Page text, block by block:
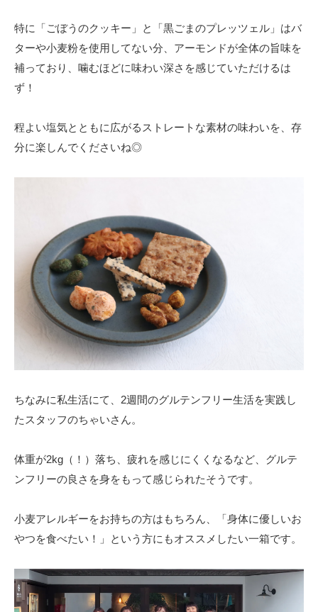
特に「ごぼうのクッキー」と「黒ごまのプレッツェル」はバ
ターや小麦粉を使用してない分、アーモンドが全体の旨味を
補っており、噛むほどに味わい深さを感じていただけるは
ず！
程よい塩気とともに広がるストレートな素材の味わいを、存
分に楽しんでくださいね◎
ちなみに私生活にて、2週間のグルテンフリー生活を実践し
たスタッフのちゃいさん。
体重が2kg（！）落ち、疲れを感じにくくなるなど、グルテ
ンフリーの良さを身をもって感じられたそうです。
小麦アレルギーをお持ちの方はもちろん、「身体に優しいお
やつを食べたい！」という方にもオススメしたい一箱です。